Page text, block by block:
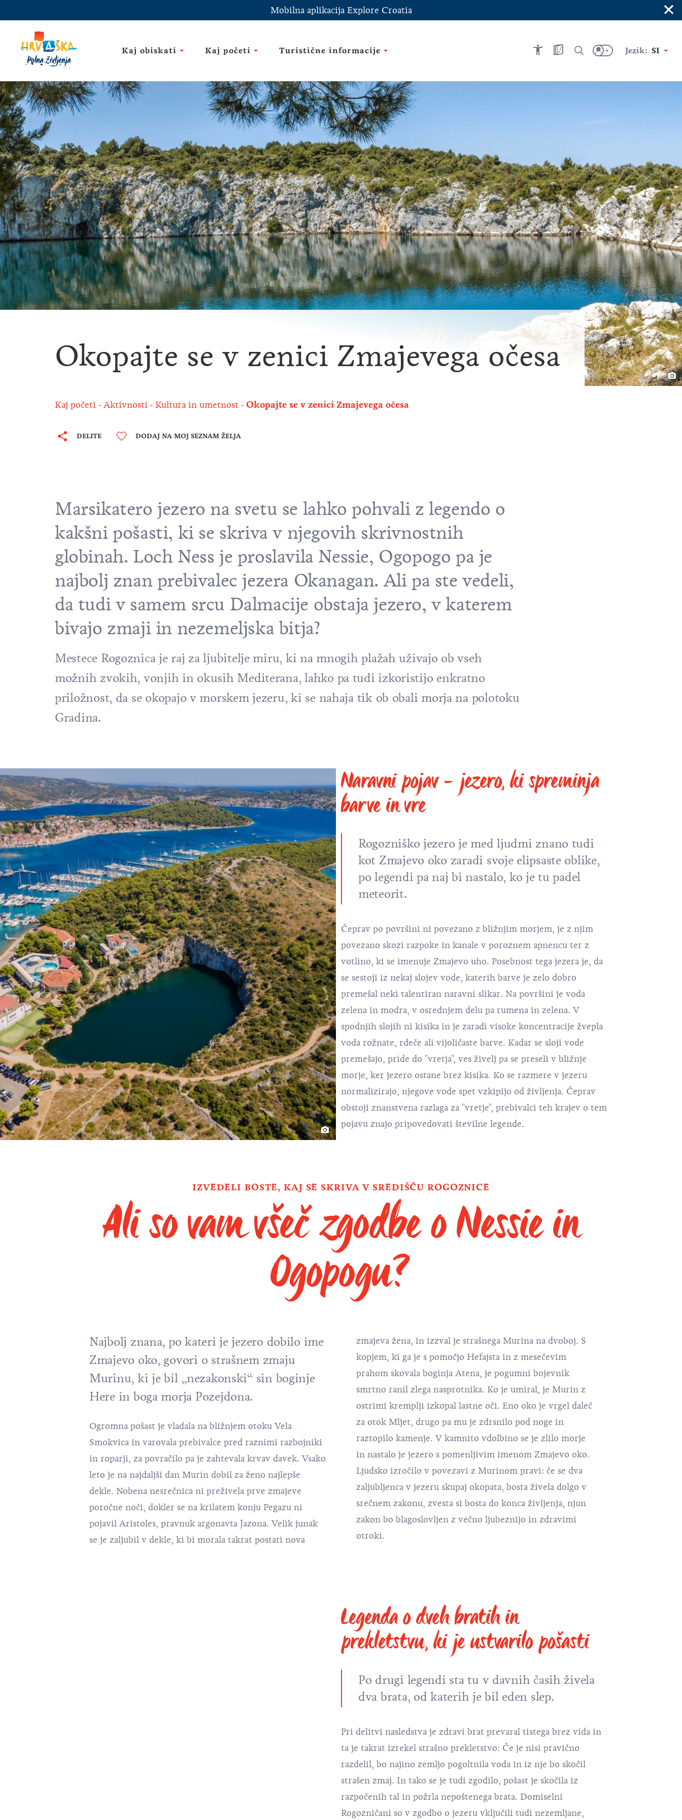
Mobilna aplikacija Explore Croatia ×
Kaj obiskati Kaj početi Turistične informacije Jezik: SI
Okopajte se v zenici Zmajevega očesa
Kaj početi Aktivnosti Kultura in umetnost Okopajte se v zenici Zmajevega očesa
DELITE DODAJ NA MOJ SEZNAM ŽELJA
Marsikatero jezero na svetu se lahko pohvali z legendo o
kakšni pošasti, ki se skriva v njegovih skrivnostnih
globinah. Loch Ness je proslavila Nessie, Ogopogo pa je
najbolj znan prebivalec jezera Okanagan. Ali pa ste vedeli,
da tudi v samem srcu Dalmacije obstaja jezero, v katerem
bivajo zmaji in nezemeljska bitja?
Mestece Rogoznica je raj za ljubitelje miru, ki na mnogih plažah uživajo ob vseh
možnih zvokih, vonjih in okusih Mediterana, lahko pa tudi izkoristijo enkratno
priložnost, da se okopajo v morskem jezeru, ki se nahaja tik ob obali morja na polotoku
Gradina.
Naravni pojav - jezero, ki spreminja
barve in vre
Rogozniško jezero je med ljudmi znano tudi
kot Zmajevo oko zaradi svoje elipsaste oblike,
po legendi pa naj bi nastalo, ko je tu padel
meteorit.
Čeprav po površini ni povezano z bližnjim morjem, je z njim
povezano skozi razpoke in kanale v poroznem apnencu ter z
votlino, ki se imenuje Zmajevo uho. Posebnost tega jezera je, da
se sestoji iz nekaj slojev vode, katerih barve je zelo dobro
premešal neki talentiran naravni slikar. Na površini je voda
zelena in modra, v osrednjem delu pa rumena in zelena. V
spodnjih slojih ni kisika in je zaradi visoke koncentracije žvepla
voda rožnate, rdeče ali vijoličaste barve. Kadar se sloji vode
premešajo, pride do ''vretja'', ves živelj pa se preseli v bližnje
morje, ker jezero ostane brez kisika. Ko se razmere v jezeru
normalizirajo, njegove vode spet vzkipijo od življenja. Čeprav
obstoji znanstvena razlaga za ''vretje'', prebivalci teh krajev o tem
pojavu znajo pripovedovati številne legende.
IZVEDELI BOSTE, KAJ SE SKRIVA V SREDIŠČU ROGOZNICE
Ali so vam všeč zgodbe o Nessie in
Ogopogu?
Najbolj znana, po kateri je jezero dobilo ime
Zmajevo oko, govori o strašnem zmaju
Murinu, ki je bil „nezakonski“ sin boginje
Here in boga morja Pozejdona.
Ogromna pošast je vladala na bližnjem otoku Vela
Smokvica in varovala prebivalce pred raznimi razbojniki
in roparji, za povračilo pa je zahtevala krvav davek. Vsako
leto je na najdaljši dan Murin dobil za ženo najlepše
dekle. Nobena nesrečnica ni preživela prve zmajeve
poročne noči, dokler se na krilatem konju Pegazu ni
pojavil Aristoles, pravnuk argonavta Jazona. Velik junak
se je zaljubil v dekle, ki bi morala takrat postati nova
zmajeva žena, in izzval je strašnega Murina na dvoboj. S
kopjem, ki ga je s pomočjo Hefajsta in z mesečevim
prahom skovala boginja Atena, je pogumni bojevnik
smrtno ranil zlega nasprotnika. Ko je umiral, je Murin z
ostrimi kremplji izkopal lastne oči. Eno oko je vrgel daleč
za otok Mljet, drugo pa mu je zdrsnilo pod noge in
raztopilo kamenje. V kamnito vdolbino se je zlilo morje
in nastalo je jezero s pomenljivim imenom Zmajevo oko.
Ljudsko izročilo v povezavi z Murinom pravi: če se dva
zaljubljenca v jezeru skupaj okopata, bosta živela dolgo v
srečnem zakonu, zvesta si bosta do konca življenja, njun
zakon bo blagoslovljen z večno ljubeznijo in zdravimi
otroki.
Legenda o dveh bratih in
prekletstvu, ki je ustvarilo pošasti
Po drugi legendi sta tu v davnih časih živela
dva brata, od katerih je bil eden slep.
Pri delitvi nasledstva je zdravi brat prevaral tistega brez vida in
ta je takrat izrekel strašno prekletstvo: Če je nisi pravično
razdelil, bo najino zemljo pogoltnila voda in iz nje bo skočil
strašen zmaj. In tako se je tudi zgodilo, pošast je skočila iz
razpočenih tal in požrla nepoštenega brata. Domiselni
Rogozničani so v zgodbo o jezeru vključili tudi nezemljane,